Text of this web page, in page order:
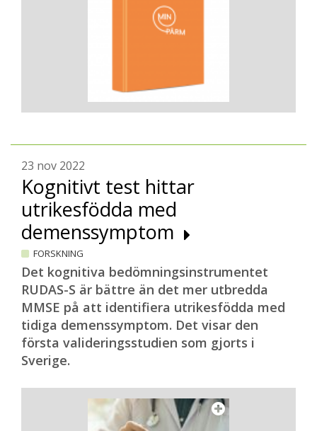
23 nov 2022
Kognitivt test hittar
utrikesfödda med
demenssymptom
FORSKNING
Det kognitiva bedömningsinstrumentet
RUDAS-S är bättre än det mer utbredda
MMSE på att identifiera utrikesfödda med
tidiga demenssymptom. Det visar den
första valideringsstudien som gjorts i
Sverige.